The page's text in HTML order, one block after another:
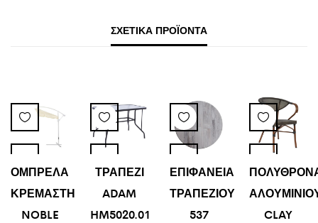
ΣΧΕΤΙΚΆ ΠΡΟΪΌΝΤΑ
ΟΜΠΡΕΛΑ
ΚΡΕΜΑΣΤΗ
NOBLE
ΤΡΑΠΕΖΙ
ADAM
HM5020.01
ΕΠΙΦΑΝΕΙΑ
ΤΡΑΠΕΖΙΟΥ
537
CLAY